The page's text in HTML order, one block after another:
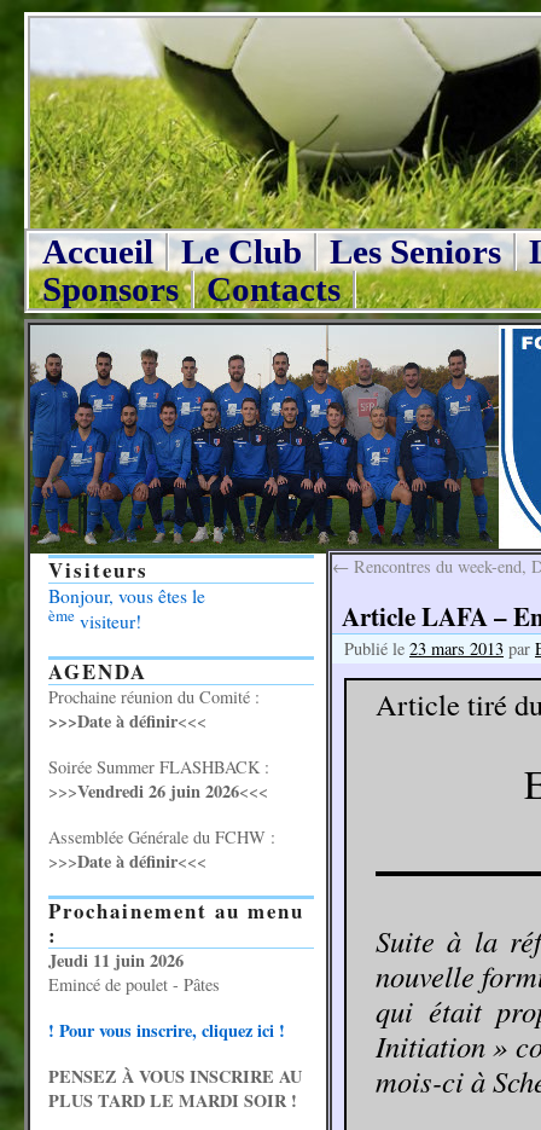
Accueil Le Club Les Seniors
Sponsors
Contacts
← Rencontres du week-end,
Article LAFA –
Publié le 23 mars 2013 par
Article tiré
Suite à la
nouvelle
qui était
Initiation »
mois-ci à
Visiteurs
Bonjour, vous êtes le
ème visiteur!
AGENDA
Prochaine réunion du Comité :
>>>Date à définir<<<
Soirée Summer FLASHBACK :
>>>Vendredi 26 juin 2026<<<
Assemblée Générale du FCHW :
>>>Date à définir<<<
Prochainement au menu
:
Jeudi 11 juin 2026
Emincé de poulet - Pâtes
! Pour vous inscrire, cliquez ici !
PENSEZ À VOUS INSCRIRE AU
PLUS TARD LE MARDI SOIR !